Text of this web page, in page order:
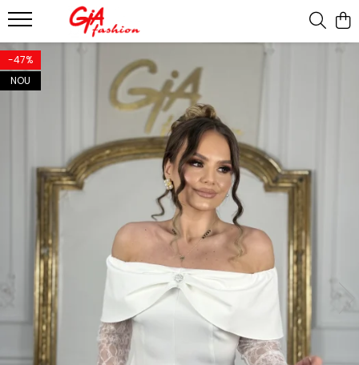
Produsele noastre
Rochii
Bride to be
Rochii elegante
Rochii lungi
Compleuri sport
Compleuri elegante
Salopete
Accesorii
Incaltaminte
-47%
NOU